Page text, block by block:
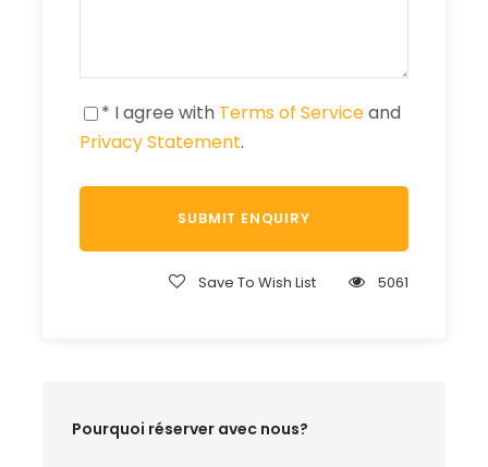
* I agree with Terms of Serviceand
Privacy Statement.
Save To Wish List 5061
Pourquoi réserver avec nous?